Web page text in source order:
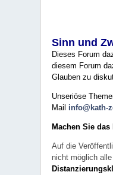
Sinn und
Dieses Forum
diesem Forum
Glauben zu
Unseriöse
Mail info@kath-
Machen Sie
Auf die
nicht möglich